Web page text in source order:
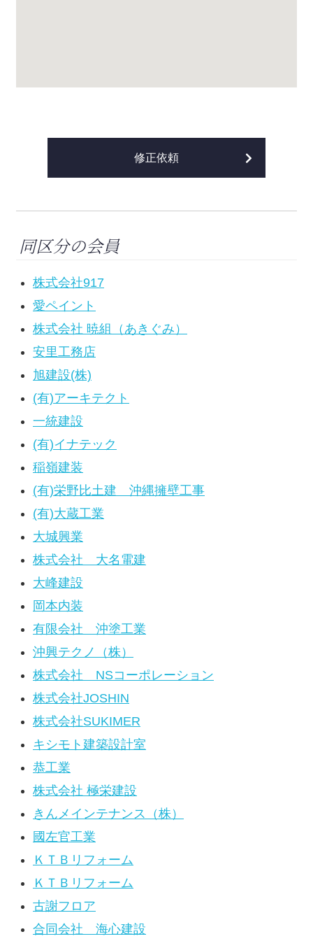
修正依頼
同区分の会員
株式会社917
愛ペイント
株式会社 暁組（あきぐみ）
安里工務店
旭建設(株)
(有)アーキテクト
一統建設
(有)イナテック
稲嶺建装
(有)栄野比土建 沖縄擁壁工事
(有)大蔵工業
大城興業
株式会社 大名電建
大峰建設
岡本内装
有限会社 沖塗工業
沖興テクノ（株）
株式会社 NSコーポレーション
株式会社JOSHIN
株式会社SUKIMER
キシモト建築設計室
恭工業
株式会社 極栄建設
きんメインテナンス（株）
國左官工業
ＫＴＢリフォーム
ＫＴＢリフォーム
古謝フロア
合同会社 海心建設